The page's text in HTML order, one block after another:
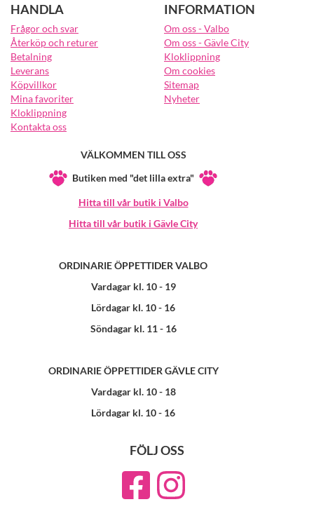
HANDLA
Frågor och svar
Återköp och returer
Betalning
Leverans
Köpvillkor
Mina favoriter
Kloklippning
Kontakta oss
INFORMATION
Om oss - Valbo
Om oss - Gävle City
Kloklippning
Om cookies
Sitemap
Nyheter
VÄLKOMMEN TILL OSS
Butiken med "det lilla extra"
Hitta till vår butik i Valbo
Hitta till vår butik i Gävle City
ORDINARIE ÖPPETTIDER VALBO
Vardagar kl. 10 - 19
Lördagar kl. 10 - 16
Söndagar kl. 11 - 16
ORDINARIE ÖPPETTIDER GÄVLE CITY
Vardagar kl. 10 - 18
Lördagar kl. 10 - 16
FÖLJ OSS